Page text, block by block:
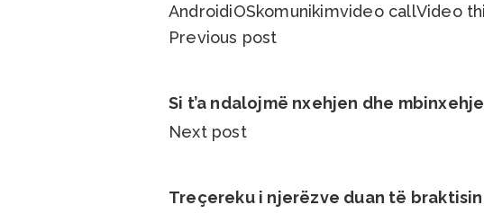
AndroidiOSkomunikimvideo callVideo
Previous post
Si t’a ndalojmë nxehjen dhe
Next post
Treçereku i njerëzve duan të